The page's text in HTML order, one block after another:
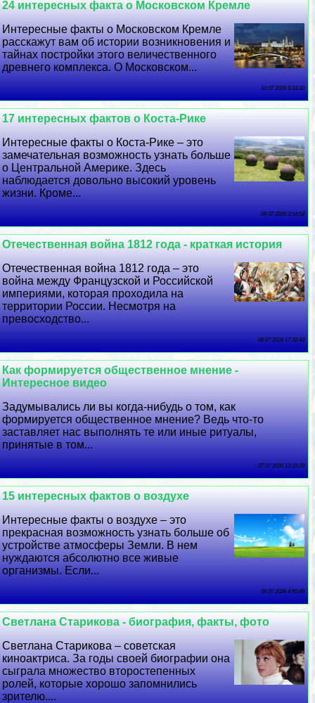
24 интересных факта о Московском Кремле
Интересные факты о Московском Кремле
расскажут вам об истории возникновения и
тайнах постройки этого величественного
древнего комплекса. О Московском...
10 07 2026 8:33:30
17 интересных фактов о Коста-Рике
Интересные факты о Коста-Рике – это
замечательная возможность узнать больше
о Центральной Америке. Здесь
наблюдается довольно высокий уровень
жизни. Кроме...
09 07 2026 3:14:54
Отечественная война 1812 года - краткая история
Отечественная война 1812 года – это
война между Французской и Российской
империями, которая проходила на
территории России. Несмотря на
превосходство...
08 07 2026 17:32:43
Как формируется общественное мнение -
Интересное видео
Задумывались ли вы когда-нибудь о том, как
формируется общественное мнение? Ведь что-то
заставляет нас выполнять те или иные ритуалы,
принятые в том...
07 07 2026 12:19:39
15 интересных фактов о воздухе
Интересные факты о воздухе – это
прекрасная возможность узнать больше об
устройстве атмосферы Земли. В нем
нуждаются абсолютно все живые
организмы. Если...
06 07 2026 4:50:49
Светлана Старикова - биография, факты, фото
Светлана Старикова – советская
киноактриса. За годы своей биографии она
сыграла множество второстепенных
ролей, которые хорошо запомнились
зрителю....